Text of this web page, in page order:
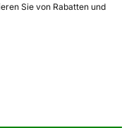
Sie von Rabatten und